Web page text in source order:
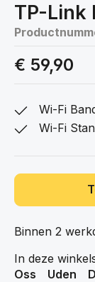
TP-Link
€ 59,90
Wi-Fi
Wi-Fi
Binnen 2
In deze
Oss
Uden